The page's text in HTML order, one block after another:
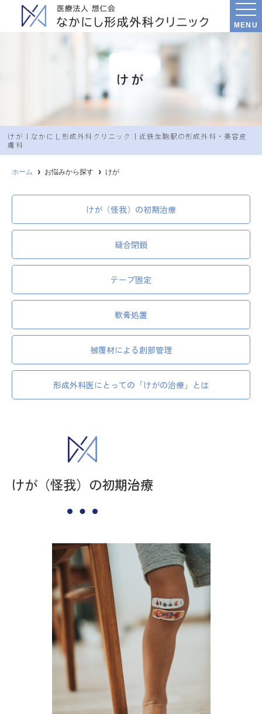
MENU
けが
けが｜なかにし︎形成外科クリニック｜近鉄生駒駅の形成外科・美容皮
膚科
ホーム お悩みから探す けが
けが（怪我）の初期治療
縫合閉鎖
テープ固定
軟膏処置
被覆材による創部管理
形成外科医にとっての「けがの治療」とは
けが（怪我）の初期治療